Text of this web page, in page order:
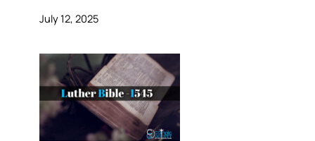
July 12, 2025